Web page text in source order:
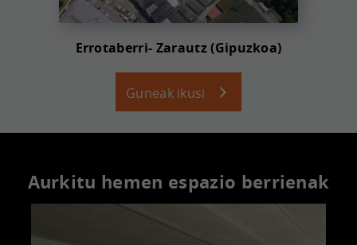
Errotaberri- Zarautz (Gipuzkoa)
Guneak ikusi
Aurkitu hemen espazio berrienak